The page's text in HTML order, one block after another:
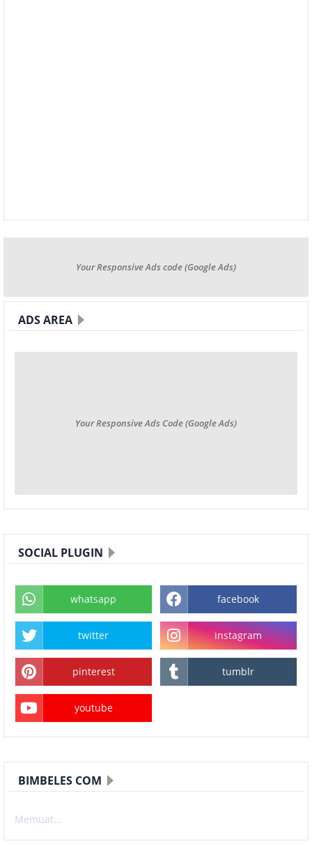
Your Responsive Ads code (Google Ads)
ADS AREA
Your Responsive Ads Code (Google Ads)
SOCIAL PLUGIN
whatsapp facebook
twitter instagram
pinterest tumblr
youtube
BIMBELES COM
Memuat...